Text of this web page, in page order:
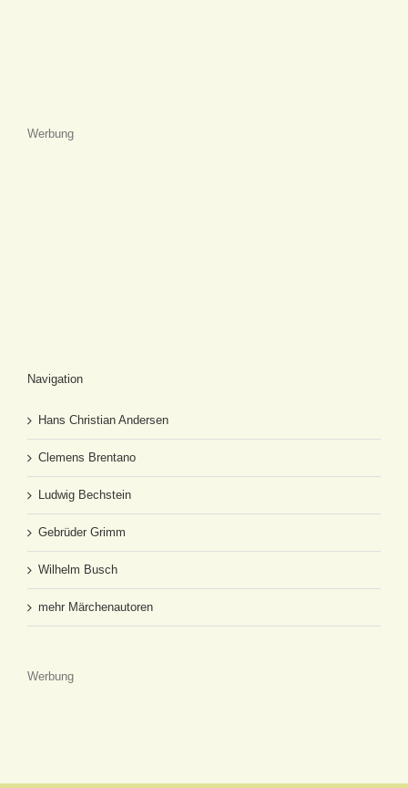
Werbung
Navigation
Hans Christian Andersen
Clemens Brentano
Ludwig Bechstein
Gebrüder Grimm
Wilhelm Busch
mehr Märchenautoren
Werbung